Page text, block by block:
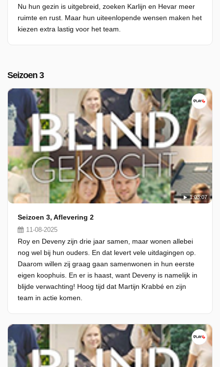
Nu hun gezin is uitgebreid, zoeken Karlijn en Hevar meer
ruimte en rust. Maar hun uiteenlopende wensen maken het
kiezen extra lastig voor het team.
Seizoen 3
1:03:07
Seizoen 3, Aflevering 2
11-08-2025
Roy en Deveny zijn drie jaar samen, maar wonen allebei
nog wel bij hun ouders. En dat levert vele uitdagingen op.
Daarom willen zij graag gaan samenwonen in hun eerste
eigen koophuis. En er is haast, want Deveny is namelijk in
blijde verwachting! Hoog tijd dat Martijn Krabbé en zijn
team in actie komen.